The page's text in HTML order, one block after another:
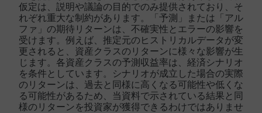
仮定は、説明や議論の目的でのみ提供されており、そ
れぞれ重大な制約があります。「予測」または「アル
ファ」の期待リターンは、不確実性とエラーの影響を
受けます。例えば、推定元のヒストリカルデータが変
更されると、資産クラスのリターンに様々な影響が生
じます。各資産クラスの予測収益率は、経済シナリオ
を条件としています。シナリオが成立した場合の実際
のリターンは、過去と同様に高くなる可能性や低くな
る可能性があるため、当資料で示されている結果と同
様のリターンを投資家が獲得できるわけではありませ